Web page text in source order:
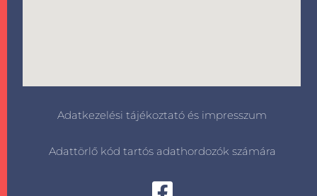
Adatkezelési tájékoztató és impresszum
Adattörlő kód tartós adathordozók számára